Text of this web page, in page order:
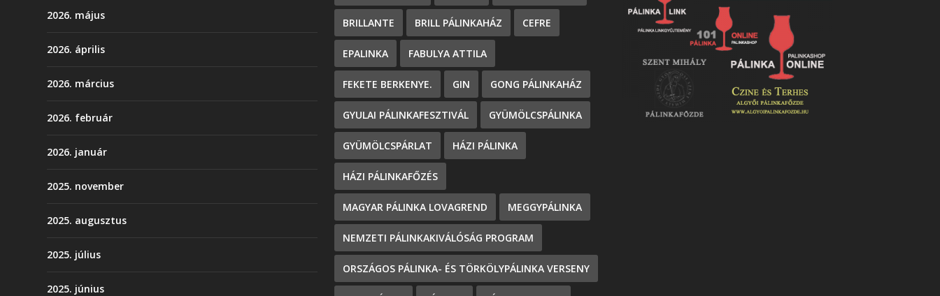
2026. május
2026. április
2026. március
2026. február
2026. január
2025. november
2025. augusztus
2025. július
2025. június
BRILLANTE BRILL PÁLINKAHÁZ CEFRE
EPALINKA FABULYA ATTILA
FEKETE BERKENYE. GIN GONG PÁLINKAHÁZ
GYULAI PÁLINKAFESZTIVÁL GYÜMÖLCSPÁLINKA
GYÜMÖLCSPÁRLAT HÁZI PÁLINKA
HÁZI PÁLINKAFŐZÉS
MAGYAR PÁLINKA LOVAGREND MEGGYPÁLINKA
NEMZETI PÁLINKAKIVÁLÓSÁG PROGRAM
ORSZÁGOS PÁLINKA- ÉS TÖRKÖLYPÁLINKA VERSENY